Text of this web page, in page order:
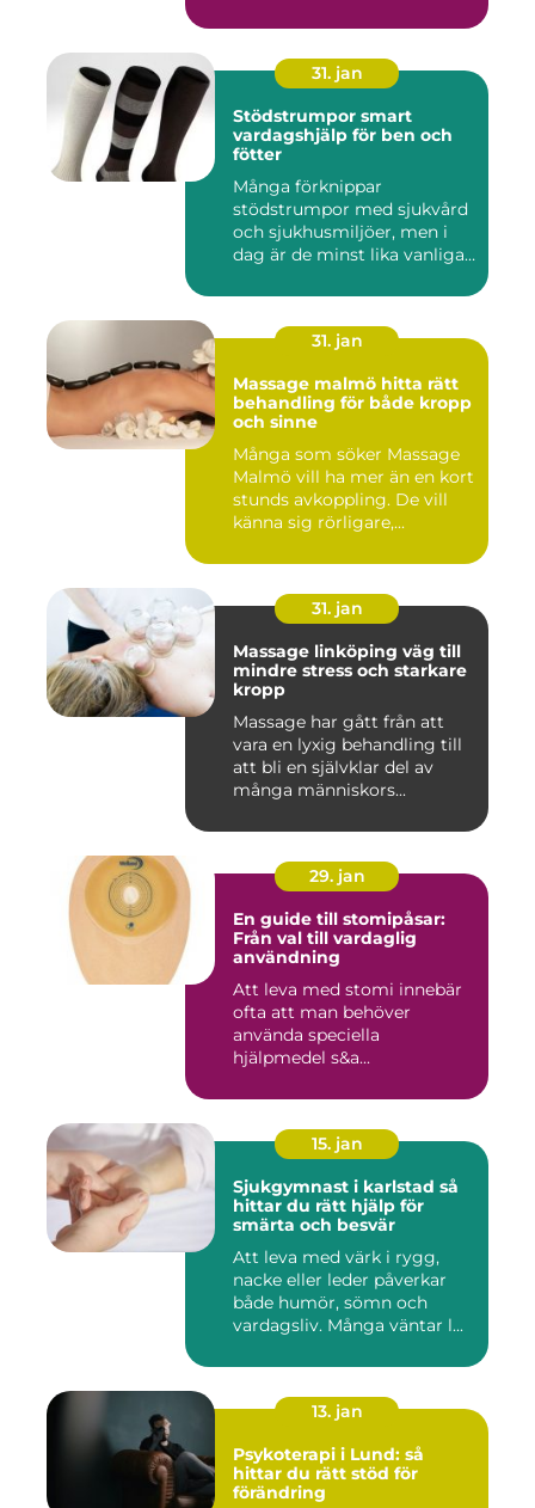
31. jan
Stödstrumpor smart
vardagshjälp för ben och
fötter
Många förknippar
stödstrumpor med sjukvård
och sjukhusmiljöer, men i
dag är de minst lika vanliga
31. jan
Massage malmö hitta rätt
behandling för både kropp
och sinne
Många som söker Massage
Malmö vill ha mer än en kort
stunds avkoppling. De vill
känna sig rörligare,...
31. jan
Massage linköping väg till
mindre stress och starkare
kropp
Massage har gått från att
vara en lyxig behandling till
att bli en självklar del av
många människors...
29. jan
En guide till stomipåsar:
Från val till vardaglig
användning
Att leva med stomi innebär
ofta att man behöver
använda speciella
hjälpmedel s&a...
15. jan
Sjukgymnast i karlstad så
hittar du rätt hjälp för
smärta och besvär
Att leva med värk i rygg,
nacke eller leder påverkar
både humör, sömn och
vardagsliv. Många väntar l...
13. jan
Psykoterapi i Lund: så
hittar du rätt stöd för
förändring